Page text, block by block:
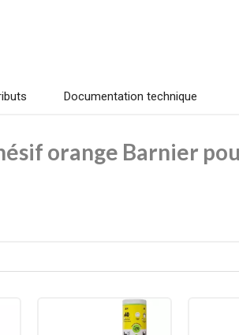
Documentation technique
orange Barnier
garantissant une excellente
principales
pour une bonne visibilité